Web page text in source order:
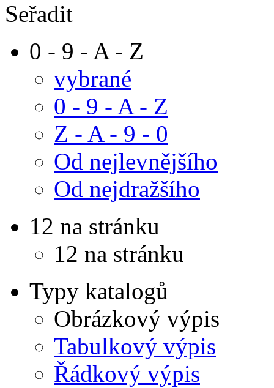
Seřadit
0 - 9 - A - Z
vybrané
0 - 9 - A - Z
Z - A - 9 - 0
Od nejlevnějšího
Od nejdražšího
12 na stránku
12 na stránku
Typy katalogů
Obrázkový výpis
Tabulkový výpis
Řádkový výpis